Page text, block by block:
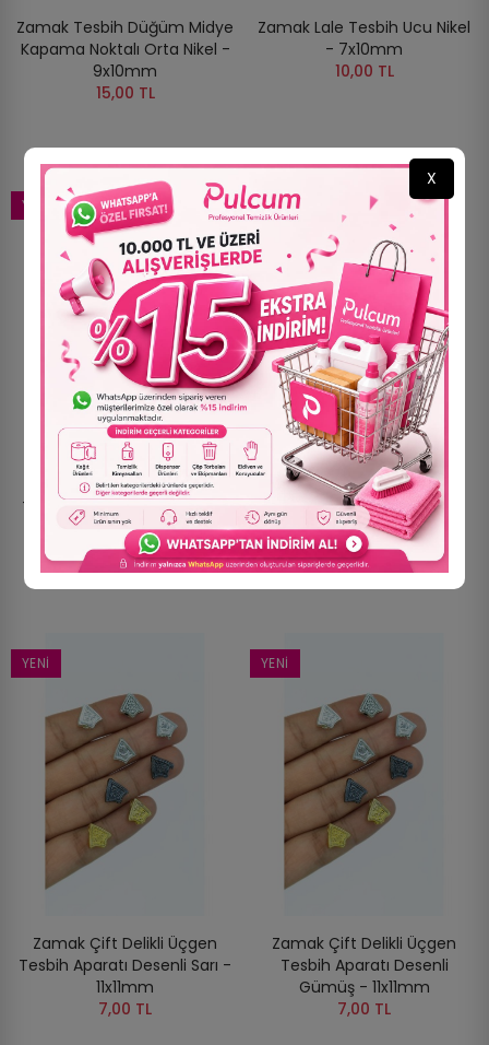
Zamak Tesbih Düğüm Midye
Kapama Noktalı Orta Nikel -
9x10mm
15,00 TL
Zamak Lale Tesbih Ucu Nikel
- 7x10mm
10,00 TL
YENI
Zamak Çift Delikli Üçgen
Tesbih Aparatı Desenli Nikel
- 11x11mm
7,00 TL
YENI
Zamak Çift Delikli Üçgen
Tesbih Aparatı Desenli
Antrasit - 11x11mm
7,00 TL
YENI
Zamak Çift Delikli Üçgen
Tesbih Aparatı Desenli Sarı -
11x11mm
7,00 TL
YENI
Zamak Çift Delikli Üçgen
Tesbih Aparatı Desenli
Gümüş - 11x11mm
7,00 TL
X